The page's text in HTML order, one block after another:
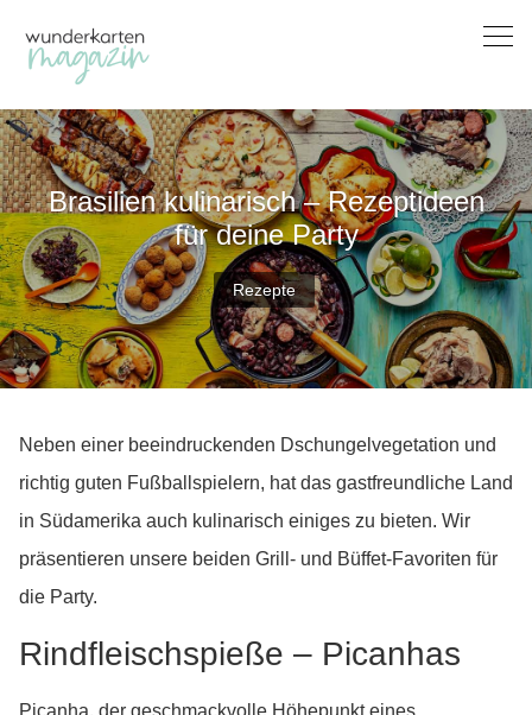
Brasilien kulinarisch – Rezeptideen
für deine Party
Rezepte
Neben einer beeindruckenden Dschungelvegetation und
richtig guten Fußballspielern, hat das gastfreundliche Land
in Südamerika auch kulinarisch einiges zu bieten. Wir
präsentieren unsere beiden Grill- und Büffet-Favoriten für
die Party.
Rindfleischspieße – Picanhas
Picanha, der geschmackvolle Höhepunkt eines